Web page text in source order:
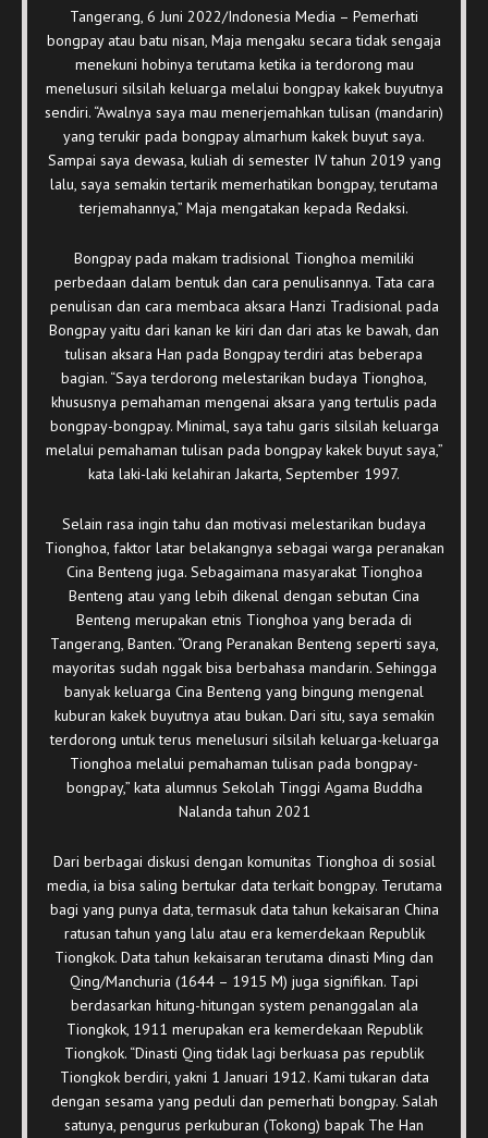
Tangerang, 6 Juni 2022/Indonesia Media – Pemerhati
bongpay atau batu nisan, Maja mengaku secara tidak sengaja
menekuni hobinya terutama ketika ia terdorong mau
menelusuri silsilah keluarga melalui bongpay kakek buyutnya
sendiri. “Awalnya saya mau menerjemahkan tulisan (mandarin)
yang terukir pada bongpay almarhum kakek buyut saya.
Sampai saya dewasa, kuliah di semester IV tahun 2019 yang
lalu, saya semakin tertarik memerhatikan bongpay, terutama
terjemahannya,” Maja mengatakan kepada Redaksi.
Bongpay pada makam tradisional Tionghoa memiliki
perbedaan dalam bentuk dan cara penulisannya. Tata cara
penulisan dan cara membaca aksara Hanzi Tradisional pada
Bongpay yaitu dari kanan ke kiri dan dari atas ke bawah, dan
tulisan aksara Han pada Bongpay terdiri atas beberapa
bagian. “Saya terdorong melestarikan budaya Tionghoa,
khususnya pemahaman mengenai aksara yang tertulis pada
bongpay-bongpay. Minimal, saya tahu garis silsilah keluarga
melalui pemahaman tulisan pada bongpay kakek buyut saya,”
kata laki-laki kelahiran Jakarta, September 1997.
Selain rasa ingin tahu dan motivasi melestarikan budaya
Tionghoa, faktor latar belakangnya sebagai warga peranakan
Cina Benteng juga. Sebagaimana masyarakat Tionghoa
Benteng atau yang lebih dikenal dengan sebutan Cina
Benteng merupakan etnis Tionghoa yang berada di
Tangerang, Banten. “Orang Peranakan Benteng seperti saya,
mayoritas sudah nggak bisa berbahasa mandarin. Sehingga
banyak keluarga Cina Benteng yang bingung mengenal
kuburan kakek buyutnya atau bukan. Dari situ, saya semakin
terdorong untuk terus menelusuri silsilah keluarga-keluarga
Tionghoa melalui pemahaman tulisan pada bongpay-
bongpay,” kata alumnus Sekolah Tinggi Agama Buddha
Nalanda tahun 2021
Dari berbagai diskusi dengan komunitas Tionghoa di sosial
media, ia bisa saling bertukar data terkait bongpay. Terutama
bagi yang punya data, termasuk data tahun kekaisaran China
ratusan tahun yang lalu atau era kemerdekaan Republik
Tiongkok. Data tahun kekaisaran terutama dinasti Ming dan
Qing/Manchuria (1644 – 1915 M) juga signifikan. Tapi
berdasarkan hitung-hitungan system penanggalan ala
Tiongkok, 1911 merupakan era kemerdekaan Republik
Tiongkok. “Dinasti Qing tidak lagi berkuasa pas republik
Tiongkok berdiri, yakni 1 Januari 1912. Kami tukaran data
dengan sesama yang peduli dan pemerhati bongpay. Salah
satunya, pengurus perkuburan (Tokong) bapak The Han